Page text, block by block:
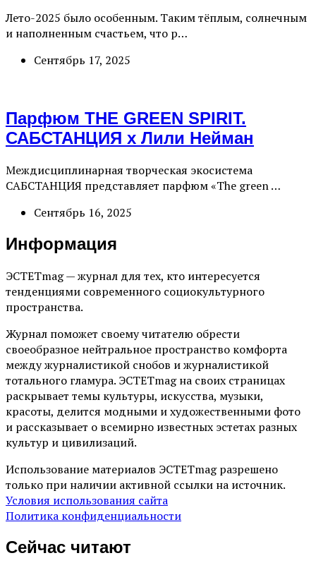
Лето-2025 было особенным. Таким тёплым, солнечным
и наполненным счастьем, что р…
Сентябрь 17, 2025
Парфюм THE GREEN SPIRIT.
САБСТАНЦИЯ х Лили Нейман
Междисциплинарная творческая экосистема
САБСТАНЦИЯ представляет парфюм «The green …
Сентябрь 16, 2025
Информация
ЭСТЕТmag — журнал для тех, кто интересуется
тенденциями современного социокультурного
пространства.
Журнал поможет своему читателю обрести
своеобразное нейтральное пространство комфорта
между журналистикой снобов и журналистикой
тотального гламура. ЭСТЕТmag на своих страницах
раскрывает темы культуры, искусства, музыки,
красоты, делится модными и художественными фото
и рассказывает о всемирно известных эстетах разных
культур и цивилизаций.
Использование материалов ЭСТЕТmag разрешено
только при наличии активной ссылки на источник.
Условия использования сайта
Политика конфиденциальности
Сейчас читают